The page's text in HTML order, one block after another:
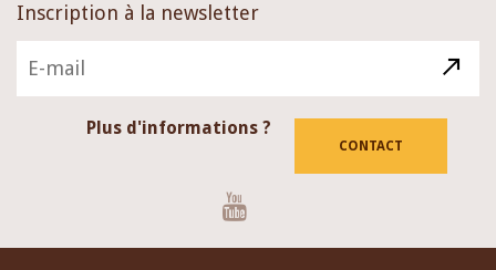
Inscription à la newsletter
Plus d'informations ?
CONTACT